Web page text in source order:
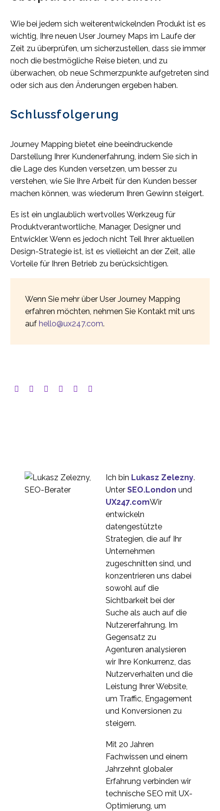
Wie bei jedem sich weiterentwickelnden Produkt ist es
wichtig, Ihre neuen User Journey Maps im Laufe der
Zeit zu überprüfen, um sicherzustellen, dass sie immer
noch die bestmögliche Reise bieten, und zu
überwachen, ob neue Schmerzpunkte aufgetreten sind
oder sich aus den Änderungen ergeben haben.
Schlussfolgerung
Journey Mapping bietet eine beeindruckende
Darstellung Ihrer Kundenerfahrung, indem Sie sich in
die Lage des Kunden versetzen, um besser zu
verstehen, wie Sie Ihre Arbeit für den Kunden besser
machen können, was wiederum Ihren Gewinn steigert.
Es ist ein unglaublich wertvolles Werkzeug für
Produktverantwortliche, Manager, Designer und
Entwickler. Wenn es jedoch nicht Teil Ihrer aktuellen
Design-Strategie ist, ist es vielleicht an der Zeit, alle
Vorteile für Ihren Betrieb zu berücksichtigen.
Wenn Sie mehr über User Journey Mapping
erfahren möchten, nehmen Sie Kontakt mit uns
auf hello@ux247.com.
Ich bin Lukasz Zelezny.
Unter SEO.London und
UX247.comWir
entwickeln
datengestützte
Strategien, die auf Ihr
Unternehmen
zugeschnitten sind, und
konzentrieren uns dabei
sowohl auf die
Sichtbarkeit bei der
Suche als auch auf die
Nutzererfahrung. Im
Gegensatz zu
Agenturen analysieren
wir Ihre Konkurrenz, das
Nutzerverhalten und die
Leistung Ihrer Website,
um Traffic, Engagement
und Konversionen zu
steigern.
Mit 20 Jahren
Fachwissen und einem
Jahrzehnt globaler
Erfahrung verbinden wir
technische SEO mit UX-
Optimierung, um